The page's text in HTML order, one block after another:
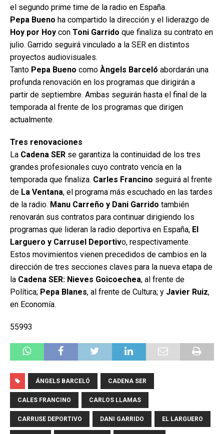
el segundo prime time de la radio en España.
Pepa Bueno ha compartido la dirección y el liderazgo de
Hoy por Hoy con Toni Garrido que finaliza su contrato en
julio. Garrido seguirá vinculado a la SER en distintos
proyectos audiovisuales.
Tanto Pepa Bueno como Àngels Barceló abordarán una
profunda renovación en los programas que dirigirán a
partir de septiembre. Ambas seguirán hasta el final de la
temporada al frente de los programas que dirigen
actualmente.
Tres renovaciones
La Cadena SER se garantiza la continuidad de los tres
grandes profesionales cuyo contrato vencía en la
temporada que finaliza. Carles Francino seguirá al frente
de La Ventana, el programa más escuchado en las tardes
de la radio. Manu Carreño y Dani Garrido también
renovarán sus contratos para continuar dirigiendo los
programas que lideran la radio deportiva en España, El
Larguero y Carrusel Deportivo, respectivamente.
Estos movimientos vienen precedidos de cambios en la
dirección de tres secciones claves para la nueva etapa de
la Cadena SER: Nieves Goicoechea, al frente de
Política; Pepa Blanes, al frente de Cultura; y Javier Ruiz,
en Economía.
55993
ÁNGELS BARCELÓ CADENA SER
CALES FRANCINO CARLOS LLAMAS
CARRUSE DEPORTIVO DANI GARRIDO EL LARGUERO